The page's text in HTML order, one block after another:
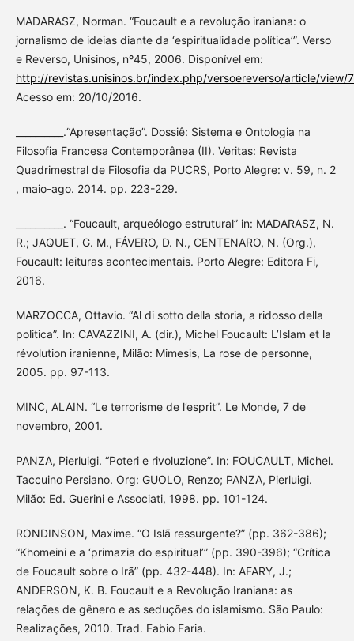
MADARASZ, Norman. “Foucault e a revolução iraniana: o
jornalismo de ideias diante da ‘espiritualidade política’”. Verso
e Reverso, Unisinos, nº45, 2006. Disponível em:
http://revistas.unisinos.br/index.php/versoereverso/article/view/
Acesso em: 20/10/2016.
__________.“Apresentação”. Dossiê: Sistema e Ontologia na
Filosofia Francesa Contemporânea (II). Veritas: Revista
Quadrimestral de Filosofia da PUCRS, Porto Alegre: v. 59, n. 2
, maio-ago. 2014. pp. 223-229.
__________. “Foucault, arqueólogo estrutural” in: MADARASZ, N.
R.; JAQUET, G. M., FÁVERO, D. N., CENTENARO, N. (Org.),
Foucault: leituras acontecimentais. Porto Alegre: Editora Fi,
2016.
MARZOCCA, Ottavio. “Al di sotto della storia, a ridosso della
politica”. In: CAVAZZINI, A. (dir.), Michel Foucault: L’Islam et la
révolution iranienne, Milão: Mimesis, La rose de personne,
2005. pp. 97-113.
MINC, ALAIN. “Le terrorisme de l’esprit”. Le Monde, 7 de
novembro, 2001.
PANZA, Pierluigi. “Poteri e rivoluzione”. In: FOUCAULT, Michel.
Taccuino Persiano. Org: GUOLO, Renzo; PANZA, Pierluigi.
Milão: Ed. Guerini e Associati, 1998. pp. 101-124.
RONDINSON, Maxime. “O Islã ressurgente?” (pp. 362-386);
“Khomeini e a ‘primazia do espiritual’” (pp. 390-396); “Crítica
de Foucault sobre o Irã” (pp. 432-448). In: AFARY, J.;
ANDERSON, K. B. Foucault e a Revolução Iraniana: as
relações de gênero e as seduções do islamismo. São Paulo:
Realizações, 2010. Trad. Fabio Faria.